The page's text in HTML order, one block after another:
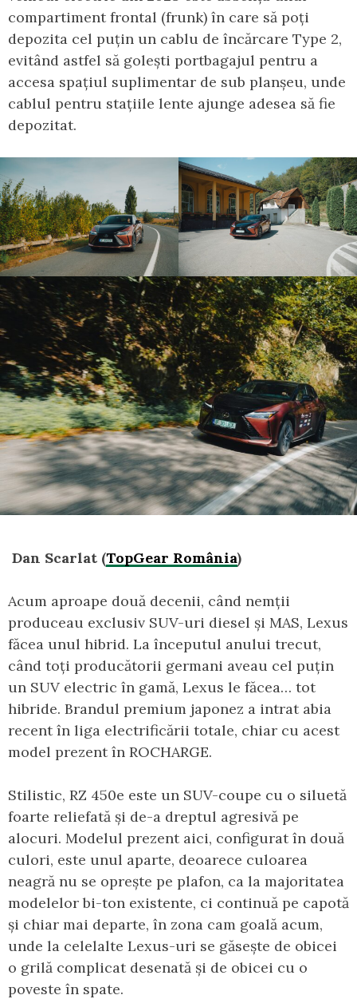
compartiment frontal (frunk) în care să poți
depozita cel puțin un cablu de încărcare Type 2,
evitând astfel să golești portbagajul pentru a
accesa spațiul suplimentar de sub planșeu, unde
cablul pentru stațiile lente ajunge adesea să fie
depozitat.
Dan Scarlat (TopGear România)
Acum aproape două decenii, când nemții
produceau exclusiv SUV-uri diesel și MAS, Lexus
făcea unul hibrid. La începutul anului trecut,
când toți producătorii germani aveau cel puțin
un SUV electric în gamă, Lexus le făcea… tot
hibride. Brandul premium japonez a intrat abia
recent în liga electrificării totale, chiar cu acest
model prezent în ROCHARGE.
Stilistic, RZ 450e este un SUV-coupe cu o siluetă
foarte reliefată și de-a dreptul agresivă pe
alocuri. Modelul prezent aici, configurat în două
culori, este unul aparte, deoarece culoarea
neagră nu se oprește pe plafon, ca la majoritatea
modelelor bi-ton existente, ci continuă pe capotă
și chiar mai departe, în zona cam goală acum,
unde la celelalte Lexus-uri se găsește de obicei
o grilă complicat desenată și de obicei cu o
poveste în spate.